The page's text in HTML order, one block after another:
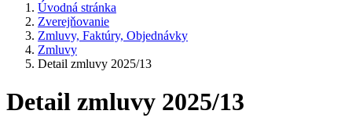
Úvodná stránka
Zverejňovanie
Zmluvy, Faktúry, Objednávky
Zmluvy
Detail zmluvy 2025/13
Detail zmluvy 2025/13